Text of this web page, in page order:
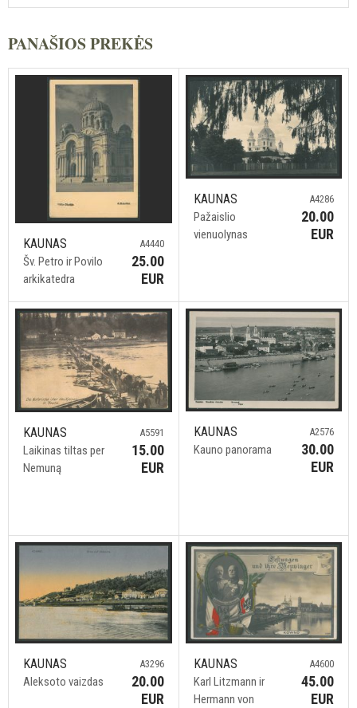
PANAŠIOS PREKĖS
KAUNAS
Šv. Petro ir Povilo
arkikatedra
A4440
25.00
EUR
KAUNAS
Pažaislio
vienuolynas
A4286
20.00
EUR
KAUNAS
Laikinas tiltas per
Nemuną
A5591
15.00
EUR
KAUNAS
Kauno panorama
A2576
30.00
EUR
KAUNAS
Aleksoto vaizdas
A3296
20.00
EUR
KAUNAS
Karl Litzmann ir
Hermann von
A4600
45.00
EUR